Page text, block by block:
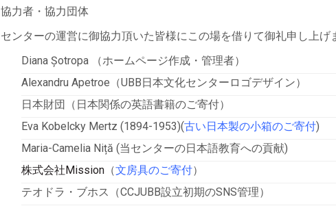
協力者・協力団体
センターの運営に御協力頂いた皆様にこの場を借りて御礼申し上げ
Diana Șotropa （ホームページ作成・管理者）
Alexandru Apetroe（UBB日本文化センターロゴデザイン）
日本財団（日本関係の英語書籍のご寄付）
Eva Kobelcky Mertz (1894-1953)(古い日本製の小箱のご寄付)
Maria-Camelia Niță (当センターの日本語教育への貢献)
株式会社Mission （文房具のご寄付）
テオドラ・ブホス（CCJUBB設立初期のSNS管理）